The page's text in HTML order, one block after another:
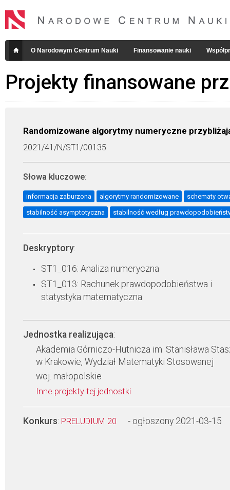
O Narodowym Centrum Nauki Finansowanie nauki
Projekty finansowane
Randomizowane algorytmy numeryczne
2021/41/N/ST1/00135
Słowa kluczowe:
informacja zaburzona algorytmy randomizowane schematy
stabilność asymptotyczna stabilność według
Deskryptory:
ST1_016: Analiza numeryczna
ST1_013: Rachunek prawdopodobieństwa i
statystyka matematyczna
Jednostka realizująca:
Akademia Górniczo-Hutnicza im. Stanisława
w Krakowie, Wydział Matematyki Stosowanej
woj. małopolskie
Inne projekty tej jednostki
Konkurs: PRELUDIUM 20 - ogłoszony 2021-03-15